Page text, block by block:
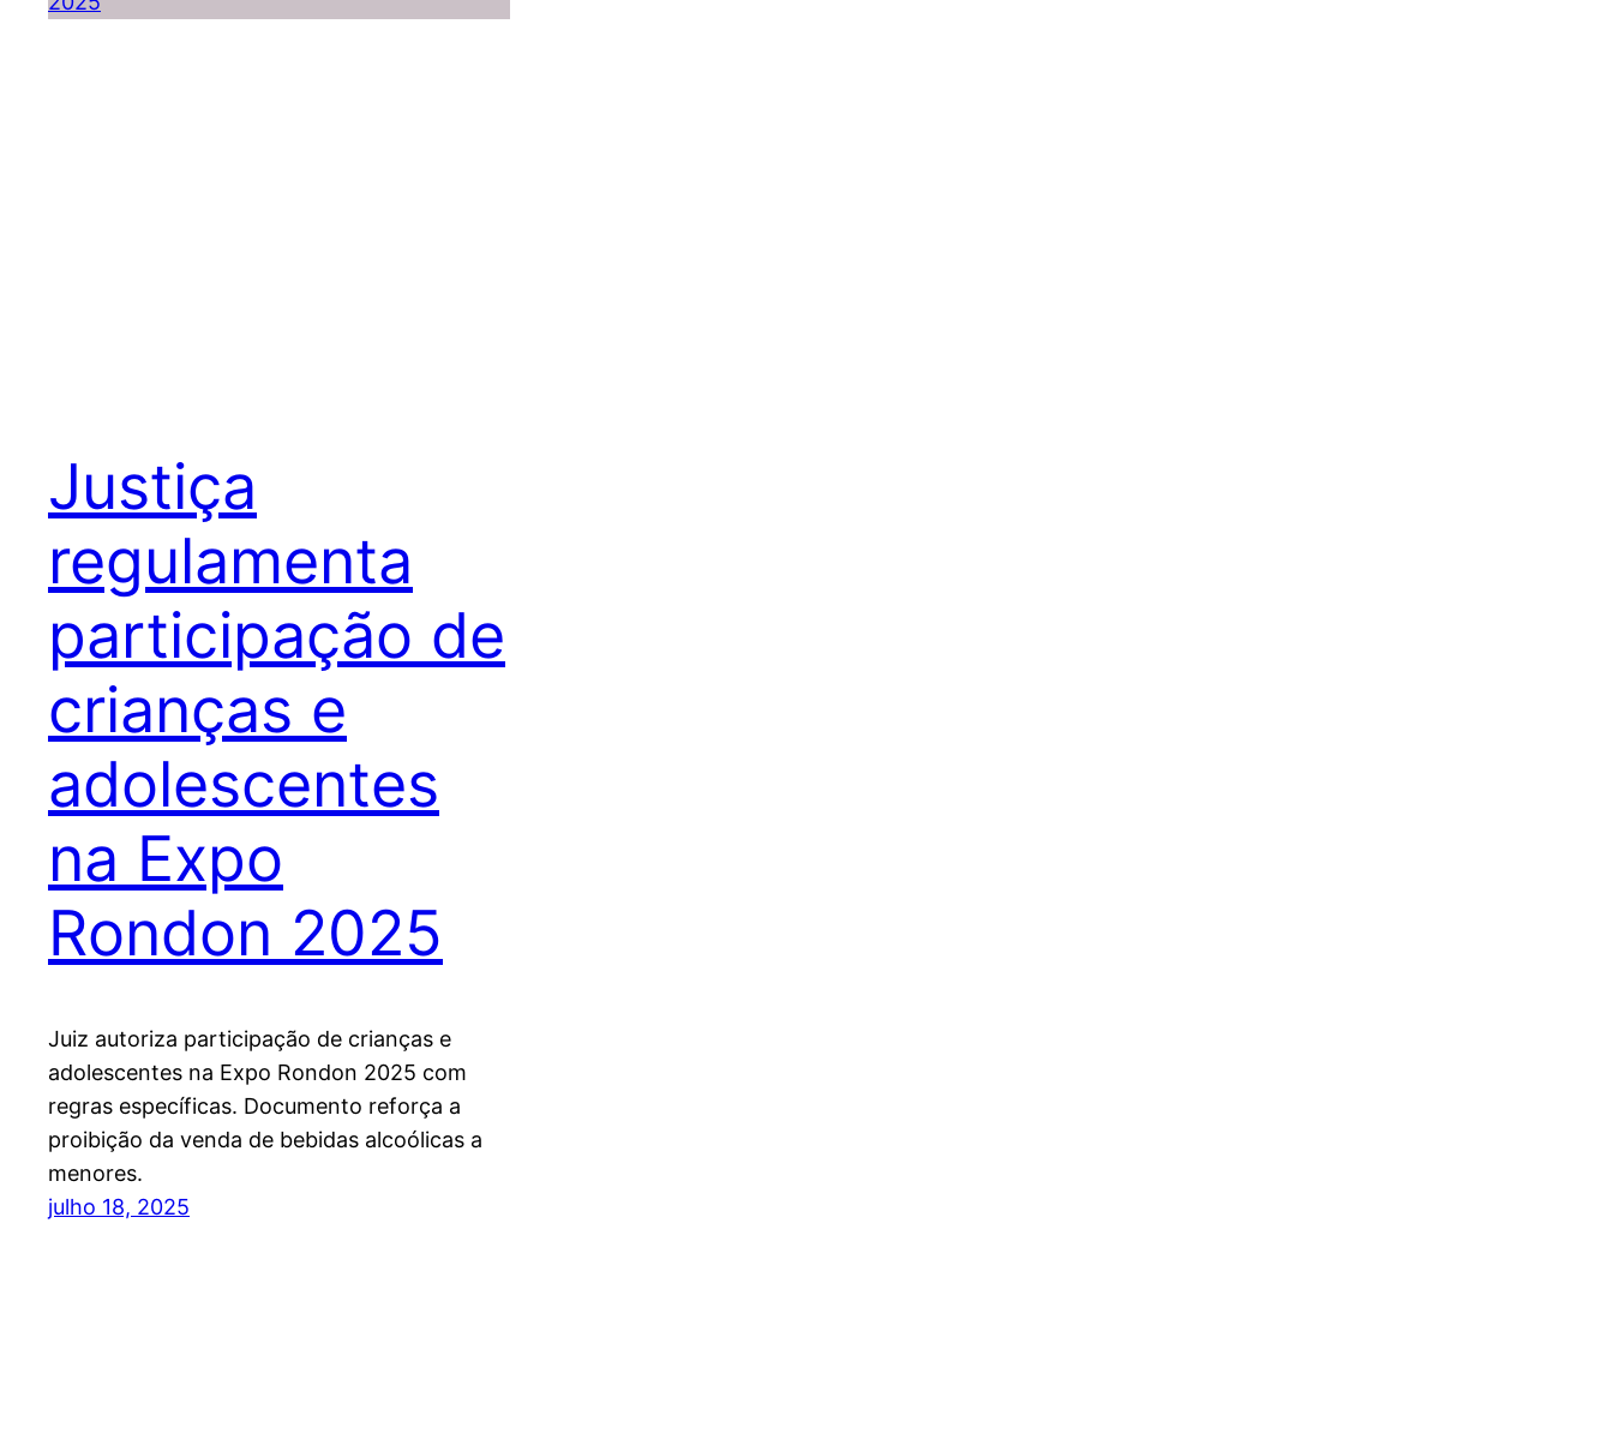
Justiça
regulamenta
participação de
crianças e
adolescentes
na Expo
Rondon 2025
Juiz autoriza participação de crianças e
adolescentes na Expo Rondon 2025 com
regras específicas. Documento reforça a
proibição da venda de bebidas alcoólicas a
menores.
julho 18, 2025